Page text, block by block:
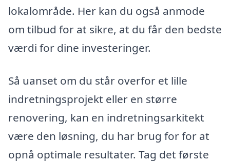
lokalområde. Her kan du også anmode
om tilbud for at sikre, at du får den bedste
værdi for dine investeringer.
Så uanset om du står overfor et lille
indretningsprojekt eller en større
renovering, kan en indretningsarkitekt
være den løsning, du har brug for for at
opnå optimale resultater. Tag det første